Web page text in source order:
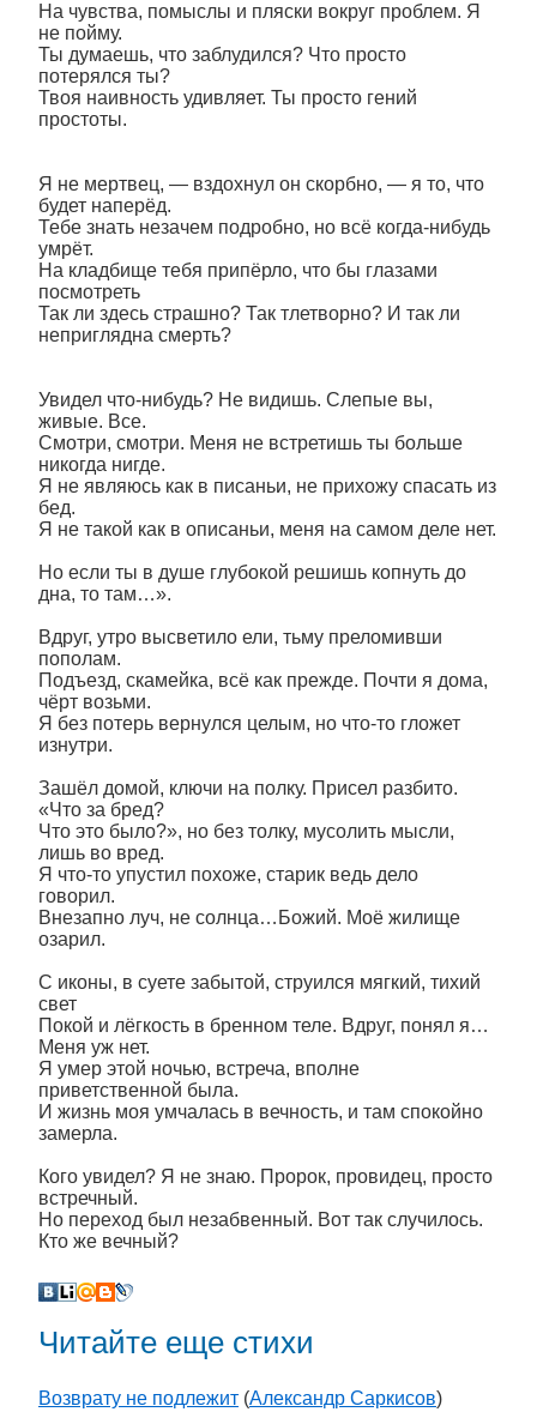
На чувства, помыслы и пляски вокруг проблем. Я
не пойму.
Ты думаешь, что заблудился? Что просто
потерялся ты?
Твоя наивность удивляет. Ты просто гений
простоты.
Я не мертвец, ― вздохнул он скорбно, ― я то, что
будет наперёд.
Тебе знать незачем подробно, но всё когда-нибудь
умрёт.
На кладбище тебя припёрло, что бы глазами
посмотреть
Так ли здесь страшно? Так тлетворно? И так ли
неприглядна смерть?
Увидел что-нибудь? Не видишь. Слепые вы,
живые. Все.
Смотри, смотри. Меня не встретишь ты больше
никогда нигде.
Я не являюсь как в писаньи, не прихожу спасать из
бед.
Я не такой как в описаньи, меня на самом деле нет.
Но если ты в душе глубокой решишь копнуть до
дна, то там…».
Вдруг, утро высветило ели, тьму преломивши
пополам.
Подъезд, скамейка, всё как прежде. Почти я дома,
чёрт возьми.
Я без потерь вернулся целым, но что-то гложет
изнутри.
Зашёл домой, ключи на полку. Присел разбито.
«Что за бред?
Что это было?», но без толку, мусолить мысли,
лишь во вред.
Я что-то упустил похоже, старик ведь дело
говорил.
Внезапно луч, не солнца…Божий. Моё жилище
озарил.
С иконы, в суете забытой, струился мягкий, тихий
свет
Покой и лёгкость в бренном теле. Вдруг, понял я…
Меня уж нет.
Я умер этой ночью, встреча, вполне
приветственной была.
И жизнь моя умчалась в вечность, и там спокойно
замерла.
Кого увидел? Я не знаю. Пророк, провидец, просто
встречный.
Но переход был незабвенный. Вот так случилось.
Кто же вечный?
Читайте еще стихи
Возврату не подлежит (Александр Саркисов)